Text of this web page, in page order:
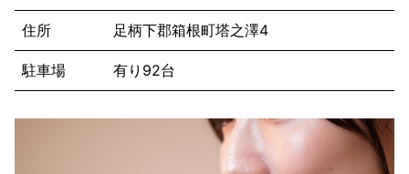
住所 足柄下郡箱根町塔之澤4
駐車場 有り92台